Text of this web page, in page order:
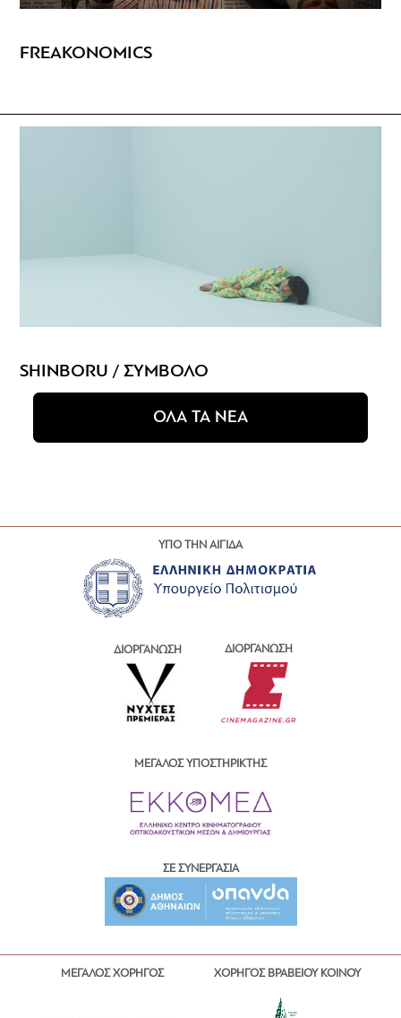
FREAKONOMICS
SHINBORU / ΣΥΜΒΟΛΟ
ΟΛΑ ΤΑ ΝΕΑ
ΥΠΟ ΤΗΝ ΑΙΓΙΔΑ
ΔΙΟΡΓΑΝΩΣΗ ΔΙΟΡΓΑΝΩΣΗ
ΜΕΓΑΛΟΣ ΥΠΟΣΤΗΡΙΚΤΗΣ
ΣΕ ΣΥΝΕΡΓΑΣΙΑ
ΜΕΓΑΛΟΣ ΧΟΡΗΓΟΣ ΧΟΡΗΓΟΣ ΒΡΑΒΕΙΟΥ ΚΟΙΝΟΥ